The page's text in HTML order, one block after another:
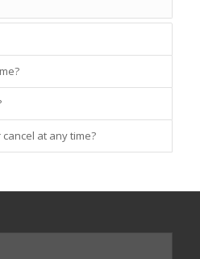
at any time?